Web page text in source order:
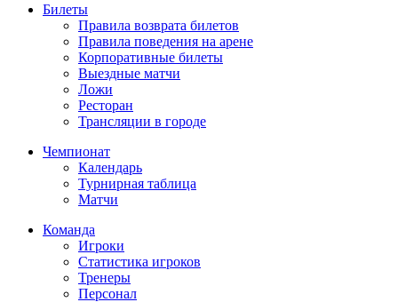
Билеты
Правила возврата билетов
Правила поведения на арене
Корпоративные билеты
Выездные матчи
Ложи
Ресторан
Трансляции в городе
Чемпионат
Календарь
Турнирная таблица
Матчи
Команда
Игроки
Статистика игроков
Тренеры
Персонал